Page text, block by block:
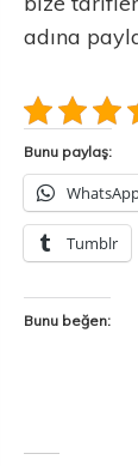
adına
Bunu paylaş:
Tumblr
Bunu beğen: